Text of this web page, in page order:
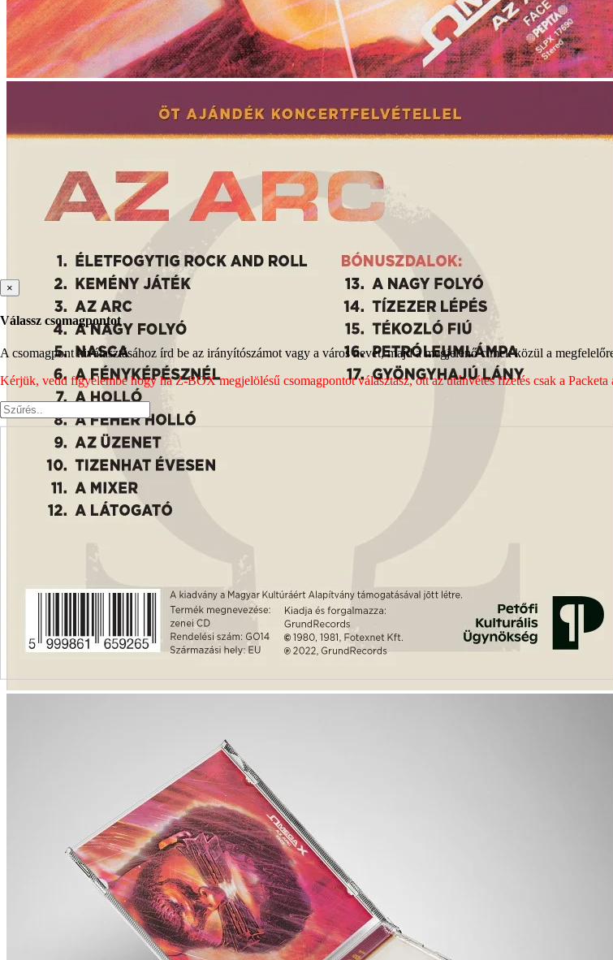
×
Válassz csomagpontot
A csomagpont kiválasztásához írd be az irányítószámot vagy a város nevét, majd a megjelenő címek közül a
Kérjük, vedd figyelembe hogy ha Z-BOX megjelölésű csomagpontot választasz, ott az utánvétes fizetés csak a Packeta